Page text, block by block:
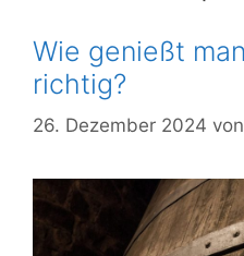
Wie genießt
richtig?
26. Dezember 2024 von